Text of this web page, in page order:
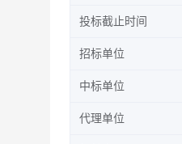
投标截止时间
招标单位
中标单位
代理单位